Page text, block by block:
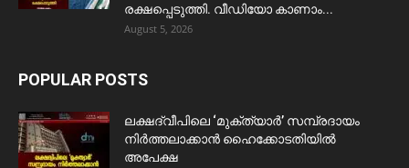
രക്ഷപ്പെടുത്തി. വീഡിയോ കാണാം...
August 5, 2026
POPULAR POSTS
ലക്ഷദ്വീപിലെ ‘മുക്ത്യാർ’ സമ്പ്രദായം
നിർത്തലാക്കാൻ ഹൈക്കോടതിയിൽ
അപേക്ഷ